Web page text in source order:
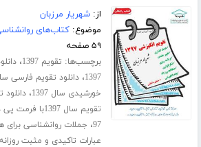
از:شهریار مرزبان
موضوع:کتاب‌های
۵۹ صفحه
برچسب‌ها: تقویم 1397 ،
1397،دانلود تقویم فارسی سال
خورشیدی سال 1397
،دانلود
تقویم سال 1397با فرمت پی دی اف
97، جملات روانشناسی برای
عبارات تاکیدی و مثبت روزانه